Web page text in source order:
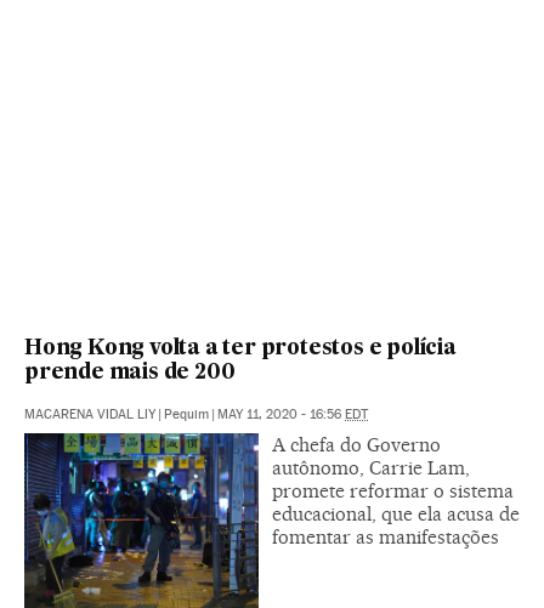
Hong Kong volta a ter protestos e polícia
prende mais de 200
MACARENA VIDAL LIY Pequim MAY 11, 2020 - 16:56 EDT
A chefa do Governo
autônomo, Carrie Lam,
promete reformar o sistema
educacional, que ela acusa de
fomentar as manifestações